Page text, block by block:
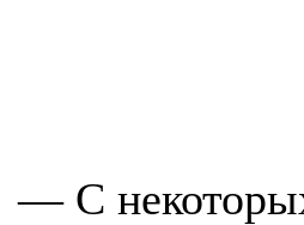
— С